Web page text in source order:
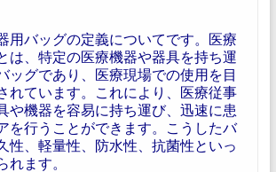
用バッグの定義についてです。医療
は、特定の医療機器や器具を持ち運
ッグであり、医療現場での使用を目
れています。これにより、医療従事
や機器を容易に持ち運び、迅速に患
を行うことができます。こうしたバ
性、軽量性、防水性、抗菌性といっ
れます。